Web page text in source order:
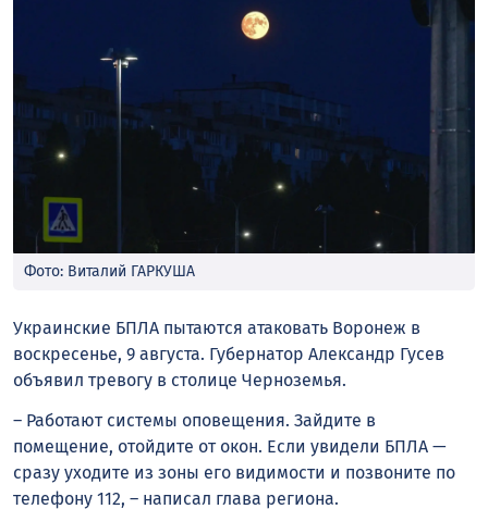
Фото: Виталий ГАРКУША
Украинские БПЛА пытаются атаковать Воронеж в
воскресенье, 9 августа. Губернатор Александр Гусев
объявил тревогу в столице Черноземья.
– Работают системы оповещения. Зайдите в
помещение, отойдите от окон. Если увидели БПЛА —
сразу уходите из зоны его видимости и позвоните по
телефону 112, – написал глава региона.